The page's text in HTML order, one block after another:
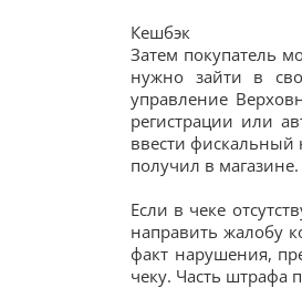
Кешбэк
Затем покупатель
нужно зайти в
управление
регистрации или
ввести фискальный
получил в магазине.
Если в чеке
направить жалобу
факт нарушения,
чеку. Часть штрафа